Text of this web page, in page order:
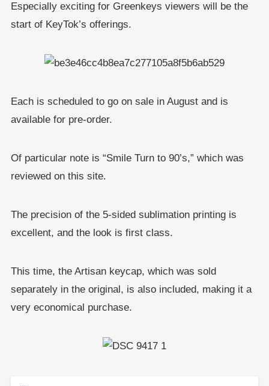
Especially exciting for Greenkeys viewers will be the
start of KeyTok’s offerings.
Each is scheduled to go on sale in August and is
available for pre-order.
Of particular note is “Smile Turn to 90’s,” which was
reviewed on this site.
The precision of the 5-sided sublimation printing is
excellent, and the look is first class.
This time, the Artisan keycap, which was sold
separately in the original, is also included, making it a
very economical purchase.